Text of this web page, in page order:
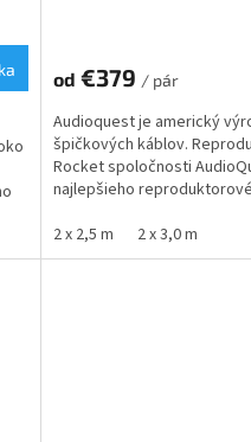
od €379 / pár
Audioquest je americký
špičkových káblov.
Rocket spoločnosti
najlepšieho
2 x 2,5 m
2 x 3,0 m